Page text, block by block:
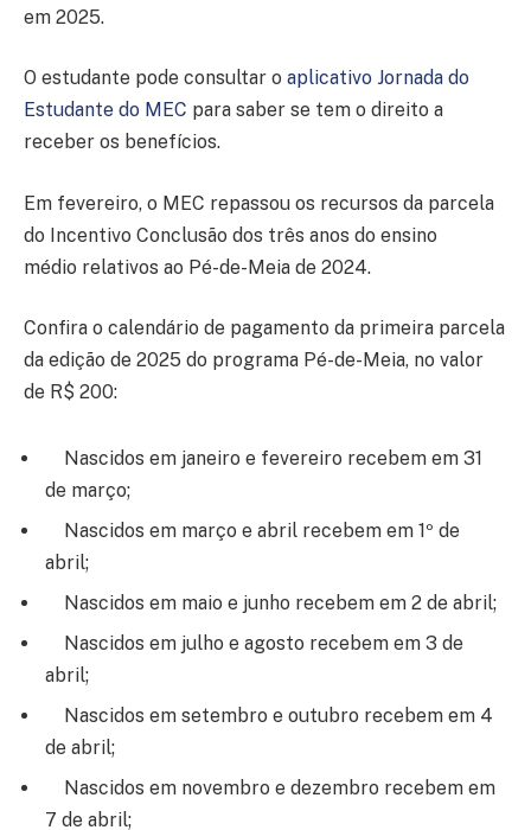
em 2025.
O estudante pode consultar o aplicativo Jornada do
Estudante do MEC para saber se tem o direito a
receber os benefícios.
Em fevereiro, o MEC repassou os recursos da parcela
do Incentivo Conclusão dos três anos do ensino
médio relativos ao Pé-de-Meia de 2024.
Confira o calendário de pagamento da primeira parcela
da edição de 2025 do programa Pé-de-Meia, no valor
de R$ 200:
Nascidos em janeiro e fevereiro recebem em 31
de março;
Nascidos em março e abril recebem em 1º de
abril;
Nascidos em maio e junho recebem em 2 de abril;
Nascidos em julho e agosto recebem em 3 de
abril;
Nascidos em setembro e outubro recebem em 4
de abril;
Nascidos em novembro e dezembro recebem em
7 de abril;